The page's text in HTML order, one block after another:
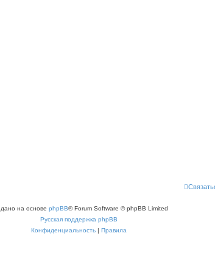
на основе phpBB® Forum Software © phpBB Limited
Русская поддержка phpBB
Конфиденциальность | Правила